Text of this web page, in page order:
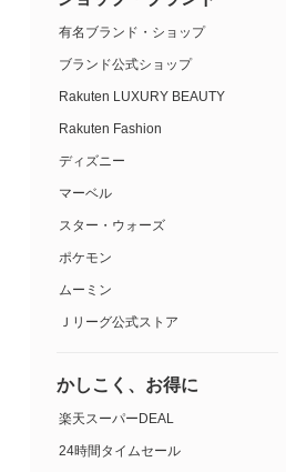
有名ブランド・ショップ
ブランド公式ショップ
Rakuten LUXURY BEAUTY
Rakuten Fashion
ディズニー
マーベル
スター・ウォーズ
ポケモン
ムーミン
Ｊリーグ公式ストア
かしこく、お得に
楽天スーパーDEAL
24時間タイムセール